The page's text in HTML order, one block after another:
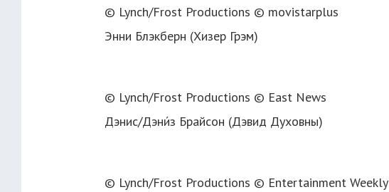
© Lynch/Frost Productions © movistarplus
Энни Блэкберн (Хизер Грэм)
© Lynch/Frost Productions © East News
Дэнис/Дэни́з Брайсон (Дэвид Духовны)
© Lynch/Frost Productions © Entertainment Weekly